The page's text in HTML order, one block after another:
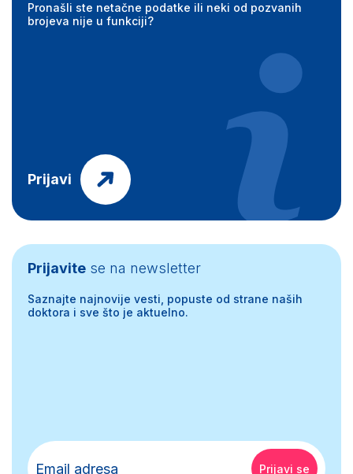
Pronašli ste netačne podatke ili neki od pozvanih
brojeva nije u funkciji?
Prijavi
Prijavite se na newsletter
Saznajte najnovije vesti, popuste od strane naših
doktora i sve što je aktuelno.